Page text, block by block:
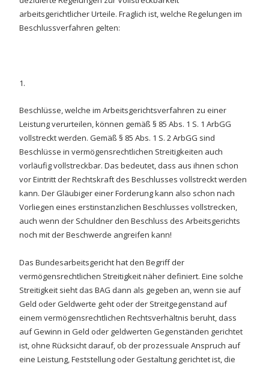
arbeitsgerichtlicher Urteile. Fraglich ist, welche Regelungen im
Beschlussverfahren gelten:
1.
Beschlüsse, welche im Arbeitsgerichtsverfahren zu einer
Leistung verurteilen, können gemäß § 85 Abs. 1 S. 1 ArbGG
vollstreckt werden. Gemäß § 85 Abs. 1 S. 2 ArbGG sind
Beschlüsse in vermögensrechtlichen Streitigkeiten auch
vorläufig vollstreckbar. Das bedeutet, dass aus ihnen schon
vor Eintritt der Rechtskraft des Beschlusses vollstreckt werden
kann. Der Gläubiger einer Forderung kann also schon nach
Vorliegen eines erstinstanzlichen Beschlusses vollstrecken,
auch wenn der Schuldner den Beschluss des Arbeitsgerichts
noch mit der Beschwerde angreifen kann!
Das Bundesarbeitsgericht hat den Begriff der
vermögensrechtlichen Streitigkeit näher definiert. Eine solche
Streitigkeit sieht das BAG dann als gegeben an, wenn sie auf
Geld oder Geldwerte geht oder der Streitgegenstand auf
einem vermögensrechtlichen Rechtsverhältnis beruht, dass
auf Gewinn in Geld oder geldwerten Gegenständen gerichtet
ist, ohne Rücksicht darauf, ob der prozessuale Anspruch auf
eine Leistung, Feststellung oder Gestaltung gerichtet ist, die